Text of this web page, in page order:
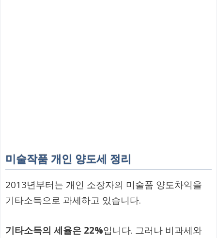
미술작품 개인 양도세 정리
2013년부터는 개인 소장자의 미술품 양도차익을
기타소득으로 과세하고 있습니다.
기타소득의 세율은 22%입니다. 그러나 비과세와